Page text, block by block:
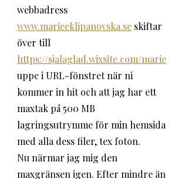
webbadress
www.marieeklipanovska.se skiftar
över till
https://sjalaglad.wixsite.com/marie
uppe i URL-fönstret när ni
kommer in hit och att jag har ett
maxtak på 500 MB
lagringsutrymme för min hemsida
med alla dess filer, tex foton.
Nu närmar jag mig den
maxgränsen igen. Efter mindre än